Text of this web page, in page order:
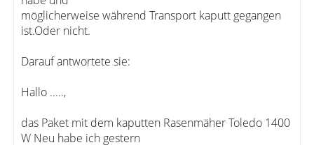
möglicherweise während Transport kaputt gegangen
ist.Oder nicht.
Darauf antwortete sie:
Hallo .....,
das Paket mit dem kaputten Rasenmäher Toledo 1400
W Neu habe ich gestern